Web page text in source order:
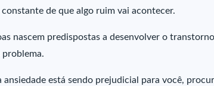
constante de que algo ruim vai acontecer.
nascem predispostas a desenvolver o
problema.
ansiedade está sendo prejudicial para você,